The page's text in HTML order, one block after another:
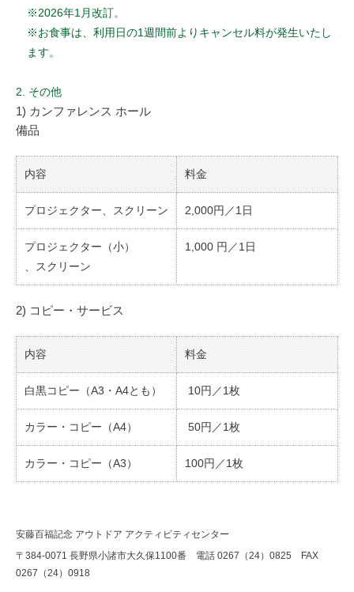
※2026年1月改訂。
※お食事は、利用日の1週間前よりキャンセル料が発生いたし
ます。
2. その他
1) カンファレンス ホール
備品
内容 料金
プロジェクター、スクリーン 2,000円／1日
プロジェクター（小）
、スクリーン
1,000 円／1日
2) コピー・サービス
内容 料金
白黒コピー（A3・A4とも） 10円／1枚
カラー・コピー（A4） 50円／1枚
カラー・コピー（A3） 100円／1枚
安藤百福記念 アウトドア アクティビティセンター
〒384-0071 長野県小諸市大久保1100番 電話 0267（24）0825 FAX
0267（24）0918